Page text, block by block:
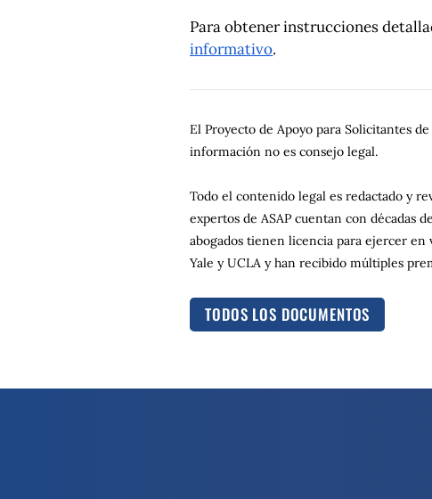
Para obtener instrucciones
informativo.
El Proyecto de Apoyo para Solicitantes
información no es consejo legal.
Todo el contenido legal es redactado y
expertos de ASAP cuentan con décadas
abogados tienen licencia para ejercer en
Yale y UCLA y han recibido múltiples
TODOS LOS DOCUMENTOS